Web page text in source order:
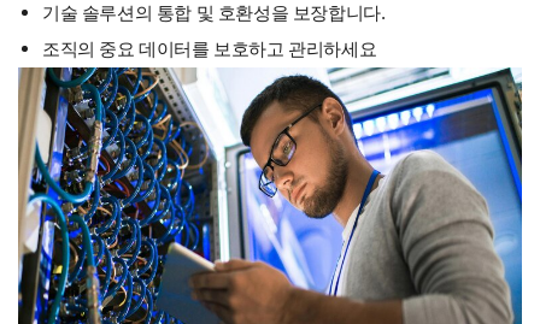
기술 솔루션의 통합 및 호환성을 보장합니다.
조직의 중요 데이터를 보호하고 관리하세요